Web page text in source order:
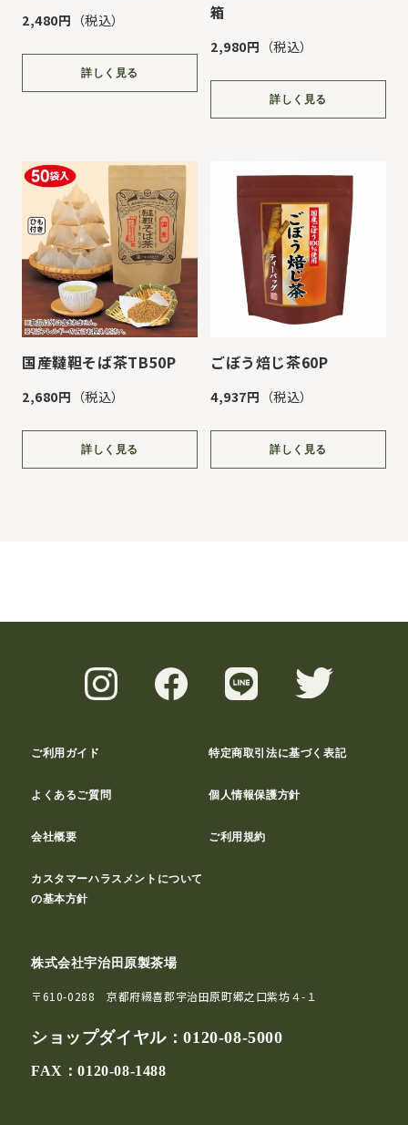
2,480円 （税込）
詳しく見る
箱
2,980円 （税込）
詳しく見る
国産韃靼そば茶TB50P
2,680円 （税込）
詳しく見る
ごぼう焙じ茶60P
4,937円 （税込）
詳しく見る
ご利用ガイド 特定商取引法に基づく表記
よくあるご質問 個人情報保護方針
会社概要 ご利用規約
カスタマーハラスメントについて
の基本方針
株式会社宇治田原製茶場
〒610-0288 京都府綴喜郡宇治田原町郷之口紫坊４-１
ショップダイヤル：0120-08-5000
FAX：0120-08-1488